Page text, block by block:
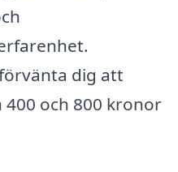
dig att
och 800 kronor